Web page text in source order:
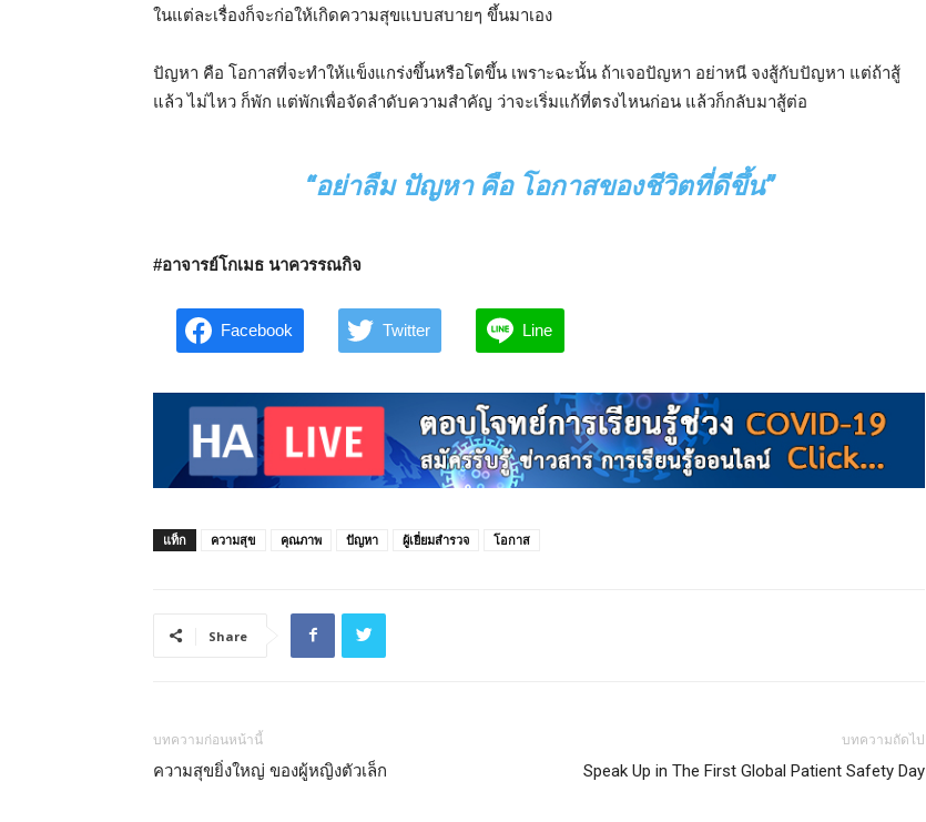
ในแต่ละเรื่องก็จะก่อให้เกิดความสุขแบบสบายๆ ขึ้นมาเอง
ปัญหา คือ โอกาสที่จะทำให้แข็งแกร่งขึ้นหรือโตขึ้น เพราะฉะนั้น ถ้าเจอปัญหา อย่าหนี จงสู้กับปัญหา แต่ถ้าสู้
แล้ว ไม่ไหว ก็พัก แต่พักเพื่อจัดลำดับความสำคัญ ว่าจะเริ่มแก้ที่ตรงไหนก่อน แล้วก็กลับมาสู้ต่อ
“อย่าลืม ปัญหา คือ โอกาสของชีวิตที่ดีขึ้น”
#อาจารย์โกเมธ นาควรรณกิจ
Facebook Twitter Line
แท็ก ความสุข คุณภาพ ปัญหา ผู้เยี่ยมสำรวจ โอกาส
Share
บทความก่อนหน้านี้
ความสุขยิ่งใหญ่ ของผู้หญิงตัวเล็ก
บทความถัดไป
Speak Up in The First Global Patient Safety Day